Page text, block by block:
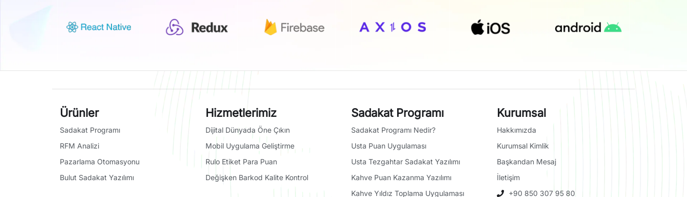
Ürünler
Sadakat Programı
RFM Analizi
Pazarlama Otomasyonu
Bulut Sadakat Yazılımı
Hizmetlerimiz
Dijital Dünyada Öne Çıkın
Mobil Uygulama Geliştirme
Rulo Etiket Para Puan
Değişken Barkod Kalite Kontrol
Sadakat Programı
Sadakat Programı Nedir?
Usta Puan Uygulaması
Usta Tezgahtar Sadakat Yazılımı
Kahve Puan Kazanma Yazılımı
Kahve Yıldız Toplama Uygulaması
Kurumsal
Hakkımızda
Kurumsal Kimlik
Başkandan Mesaj
İletişim
+90 850 307 95 80